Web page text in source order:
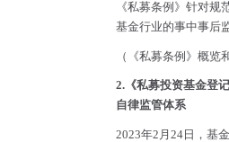
《私募条例》针对
基金行业的事中事后
（《私募条例》概览
2.《私募投资基金登
自律监管体系
2023年2月24日，基